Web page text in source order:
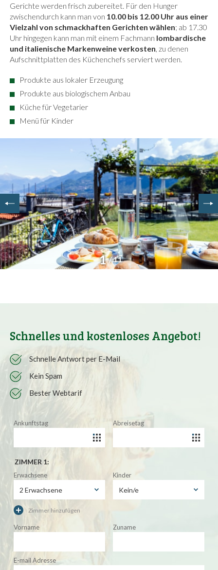
Gerichte werden frisch zubereitet. Für den Hunger
zwischendurch kann man von 10.00 bis 12.00 Uhr aus einer
Vielzahl von schmackhaften Gerichten wählen; ab 17.30
Uhr hingegen kann man mit einem Fachmann lombardische
und italienische Markenweine verkosten , zu denen
Aufschnittplatten des Küchenchefs serviert werden.
Produkte aus lokaler Erzeugung
Produkte aus biologischem Anbau
Küche für Vegetarier
Menü für Kinder
1 / 11
Schnelles und kostenloses Angebot!
Schnelle Antwort per E-Mail
Kein Spam
Bester Webtarif
Ankunftstag Abreisetag
ZIMMER 1:
Erwachsene Kinder
Zimmer hinzufügen
Vorname Zuname
E-mail Adresse